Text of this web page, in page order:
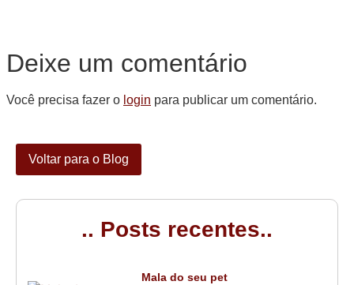
Deixe um comentário
Você precisa fazer o login para publicar um comentário.
Voltar para o Blog
.. Posts recentes..
Mala do seu pet